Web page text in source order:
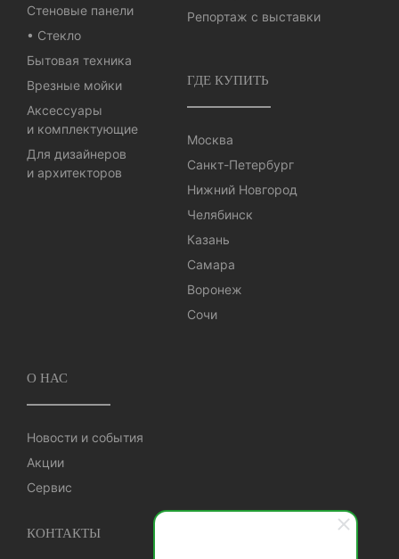
Стеновые панели
• Стекло
Бытовая техника
Врезные мойки
Аксессуары
и комплектующие
Для дизайнеров
и архитекторов
Репортаж с выставки
ГДЕ КУПИТЬ
Москва
Санкт-Петербург
Нижний Новгород
Челябинск
Казань
Самара
Воронеж
Сочи
О НАС
Новости и события
Акции
Сервис
КОНТАКТЫ